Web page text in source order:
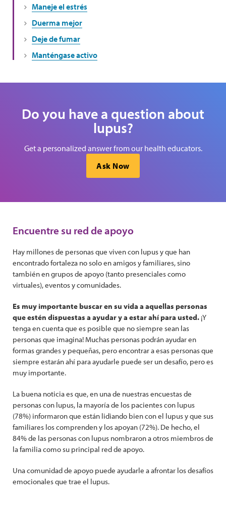
Maneje el estrés
Duerma mejor
Deje de fumar
Manténgase activo
Do you have a question about
lupus?
Get a personalized answer from our health educators.
Ask Now
Encuentre su red de apoyo
Hay millones de personas que viven con lupus y que han
encontrado fortaleza no solo en amigos y familiares, sino
también en grupos de apoyo (tanto presenciales como
virtuales), eventos y comunidades.
Es muy importante buscar en su vida a aquellas personas
que estén dispuestas a ayudar y a estar ahí para usted. ¡Y
tenga en cuenta que es posible que no siempre sean las
personas que imagina! Muchas personas podrán ayudar en
formas grandes y pequeñas, pero encontrar a esas personas que
siempre estarán ahí para ayudarle puede ser un desafío, pero es
muy importante.
La buena noticia es que, en una de nuestras encuestas de
personas con lupus, la mayoría de los pacientes con lupus
(78%) informaron que están lidiando bien con el lupus y que sus
familiares los comprenden y los apoyan (72%). De hecho, el
84% de las personas con lupus nombraron a otros miembros de
la familia como su principal red de apoyo.
Una comunidad de apoyo puede ayudarle a afrontar los desafíos
emocionales que trae el lupus.